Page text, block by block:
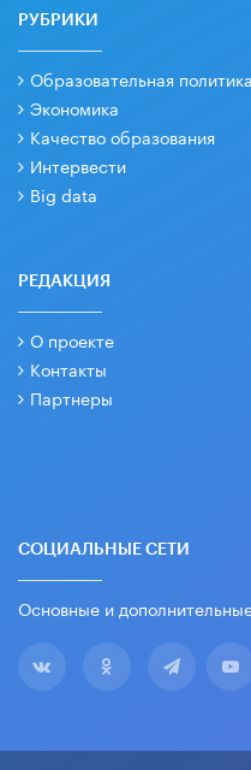
РУБРИКИ
Образовательная политика
Экономика
Качество образования
Интервести
Big data
РЕДАКЦИЯ
О проекте
Контакты
Партнеры
СОЦИАЛЬНЫЕ СЕТИ
Основные и